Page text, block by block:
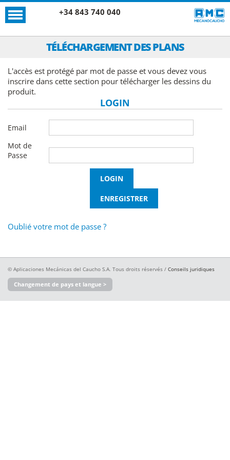
+34 843 740 040
TÉLÉCHARGEMENT DES PLANS
L'accès est protégé par mot de passe et vous devez vous
inscrire dans cette section pour télécharger les dessins du
produit.
LOGIN
Email
Mot de
Passe
Oublié votre mot de passe ?
© Aplicaciones Mecánicas del Caucho S.A. Tous droits réservés / Conseils juridiques
Changement de pays et langue >